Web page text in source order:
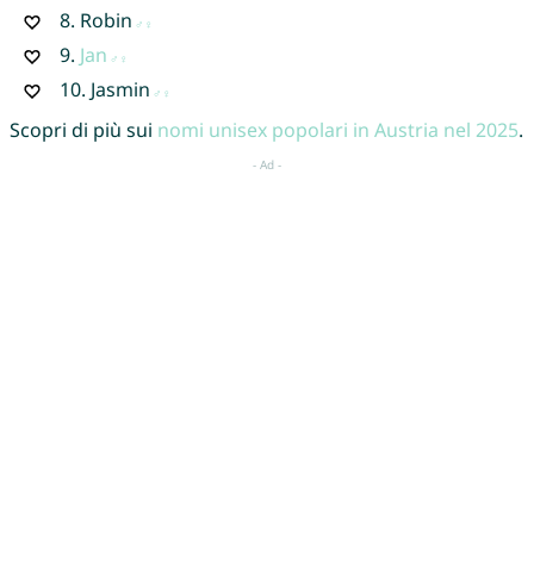
8. Robin
9. Jan
10. Jasmin
Scopri di più sui nomi unisex popolari in Austria nel 2025.